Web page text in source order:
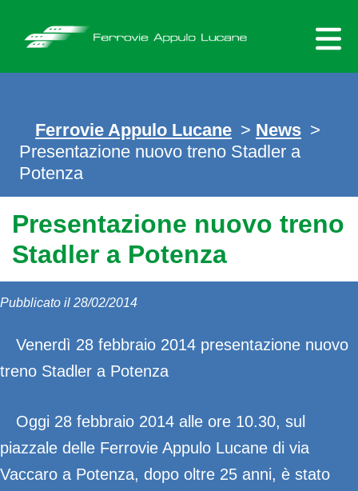
content
Ferrovie Appulo Lucane > News >
Presentazione nuovo treno Stadler a
Potenza
Presentazione nuovo treno
Stadler a Potenza
Pubblicato il 28/02/2014
Venerdì 28 febbraio 2014 presentazione nuovo
treno Stadler a Potenza
Oggi 28 febbraio 2014 alle ore 10.30, sul
piazzale delle Ferrovie Appulo Lucane di via
Vaccaro a Potenza, dopo oltre 25 anni, è stato